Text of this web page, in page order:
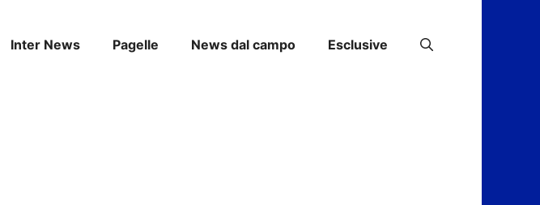
Inter News Pagelle News dal campo Esclusive